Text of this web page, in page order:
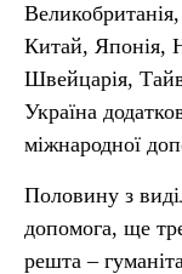
Китай, Японія,
Швейцарія,
Україна
міжнародної
Половину з
допомога, ще
решта –